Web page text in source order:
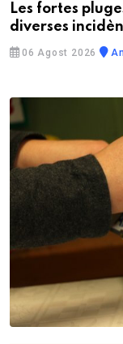
Les fortes
diverses
06 Agost 2026